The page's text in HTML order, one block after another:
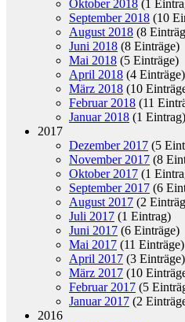
Oktober 2018 (1
September 2018 (10
August 2018 (8
Juni 2018 (8 Einträge)
Mai 2018 (5 Einträge)
April 2018 (4 Einträge)
März 2018 (10
Februar 2018 (11
Januar 2018 (1 Eintrag)
2017
Dezember 2017 (5
November 2017 (8
Oktober 2017 (1
September 2017 (6
August 2017 (2
Juli 2017 (1 Eintrag)
Juni 2017 (6 Einträge)
Mai 2017 (11 Einträge)
April 2017 (3 Einträge)
März 2017 (10
Februar 2017 (5
Januar 2017 (2
2016